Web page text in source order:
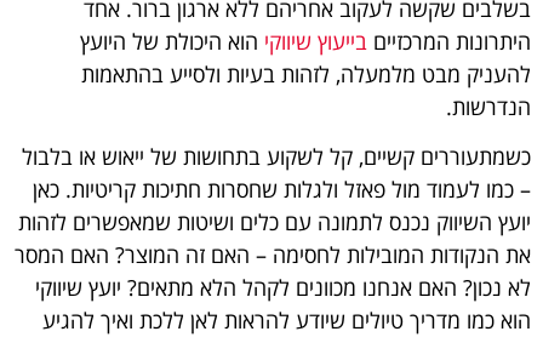
בשלבים שקשה לעקוב אחריהם ללא ארגון ברור. אחד
היתרונות המרכזיים בייעוץ שיווקי הוא היכולת של היועץ
להעניק מבט מלמעלה, לזהות בעיות ולסייע בהתאמות
הנדרשות.
כשמתעוררים קשיים, קל לשקוע בתחושות של ייאוש או בלבול
– כמו לעמוד מול פאזל ולגלות שחסרות חתיכות קריטיות. כאן
יועץ השיווק נכנס לתמונה עם כלים ושיטות שמאפשרים לזהות
את הנקודות המובילות לחסימה – האם זה המוצר? האם המסר
לא נכון? האם אנחנו מכוונים לקהל הלא מתאים? יועץ שיווקי
הוא כמו מדריך טיולים שיודע להראות לאן ללכת ואיך להגיע